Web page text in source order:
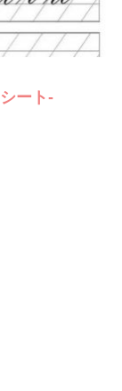
ート-